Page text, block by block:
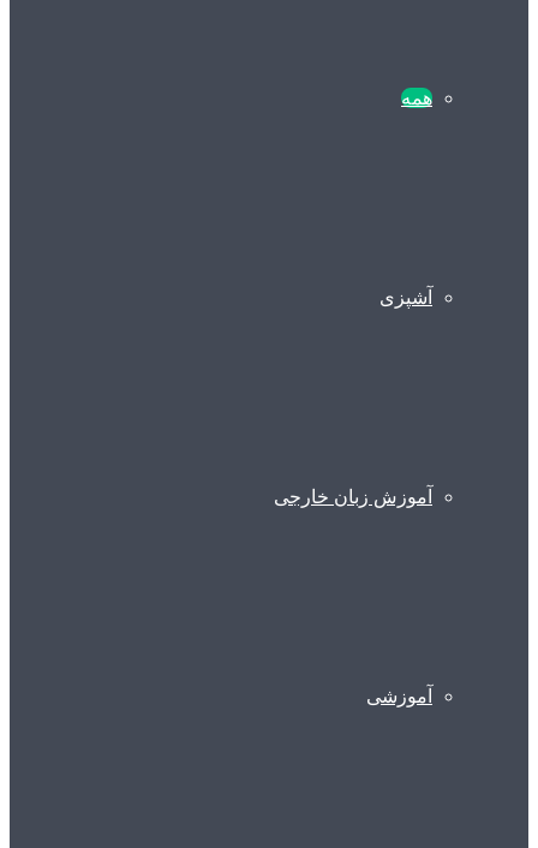
همه
آشپزی
آموزش زبان خارجی
آموزشی